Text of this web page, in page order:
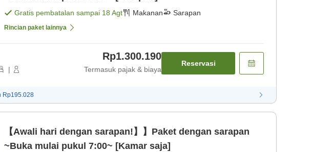
Gratis pembatalan sampai 18 Agt Makanan Sarapan
Rincian paket lainnya
|
Rp1.300.190
Termasuk pajak & biaya
Reservasi
Rp195.028
【Awali hari dengan sarapan!】】Paket dengan sarapan
~Buka mulai pukul 7:00~ [Kamar saja]